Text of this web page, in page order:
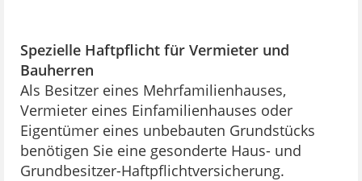
Spezielle Haftpflicht für Vermieter und
Bauherren
Als Besitzer eines Mehrfamilienhauses,
Vermieter eines Einfamilienhauses oder
Eigentümer eines unbebauten Grundstücks
benötigen Sie eine gesonderte Haus- und
Grundbesitzer-Haftpflichtversicherung.